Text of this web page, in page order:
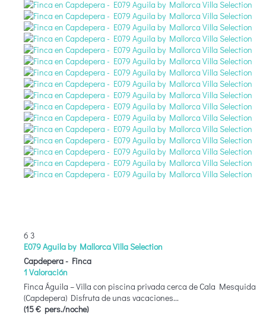
6 3
E079 Aguila by Mallorca Villa Selection
Capdepera - Finca
1 Valoración
Finca Águila – Villa con piscina privada cerca de Cala Mesquida
(Capdepera) Disfruta de unas vacaciones...
(15 € pers./noche)